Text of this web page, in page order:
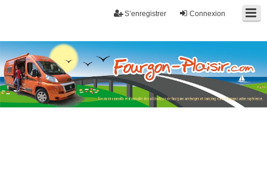
Connexion
S’enregistrer
Fourgon-plaisir.com
Forum de conseils et d'entraide des utilisateurs de fourgons, fourgons
aménagés, vans et de camping-car. Partagez votre expérience.